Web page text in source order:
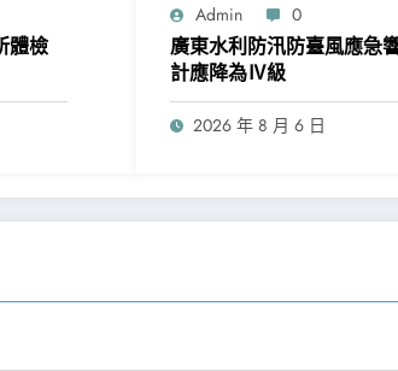
體檢
Admin 0
廣東水利防汛防臺風應急
計應降為Ⅳ級
2026 年 8 月 6 日